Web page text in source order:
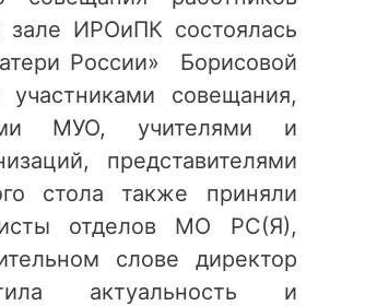
зале ИРОиПК состоялась
России» Борисовой
совещания,
МУО, учителями и
представителями
стола также приняли
отделов МО РС(Я),
слове директор
актуальность и